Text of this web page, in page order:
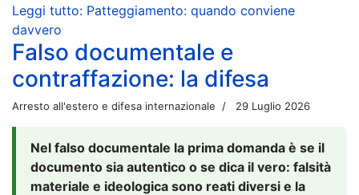
Leggi tutto: Patteggiamento: quando conviene
davvero
Falso documentale e
contraffazione: la difesa
Arresto all'estero e difesa internazionale 29 Luglio 2026
Nel falso documentale la prima domanda è se il
documento sia autentico o se dica il vero: falsità
materiale e ideologica sono reati diversi e la